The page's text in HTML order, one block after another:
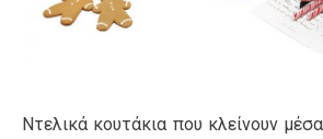
Ντελικά κουτάκια που κλείνουν